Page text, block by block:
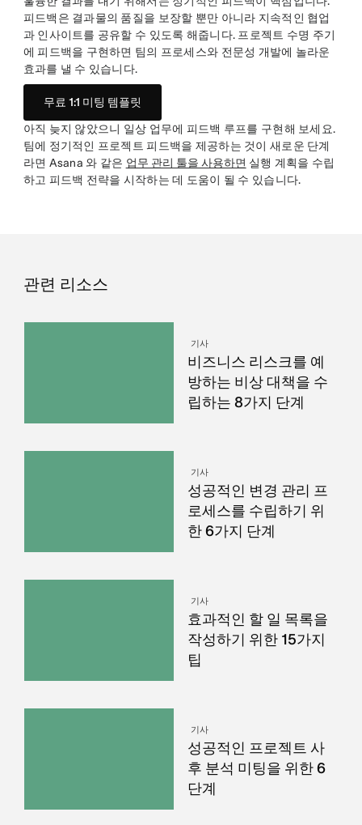
피드백은 결과물의 품질을 보장할 뿐만 아니라 지속적인 협업
과 인사이트를 공유할 수 있도록 해줍니다. 프로젝트 수명 주기
에 피드백을 구현하면 팀의 프로세스와 전문성 개발에 놀라운
효과를 낼 수 있습니다.
무료 1:1 미팅 템플릿
아직 늦지 않았으니 일상 업무에 피드백 루프를 구현해 보세요.
팀에 정기적인 프로젝트 피드백을 제공하는 것이 새로운 단계
라면 Asana 와 같은 업무 관리 툴을 사용하면 실행 계획을 수립
하고 피드백 전략을 시작하는 데 도움이 될 수 있습니다.
관련 리소스
기사
비즈니스 리스크를 예
방하는 비상 대책을 수
립하는 8가지 단계
기사
성공적인 변경 관리 프
로세스를 수립하기 위
한 6가지 단계
기사
효과적인 할 일 목록을
작성하기 위한 15가지
팁
기사
성공적인 프로젝트 사
후 분석 미팅을 위한 6
단계